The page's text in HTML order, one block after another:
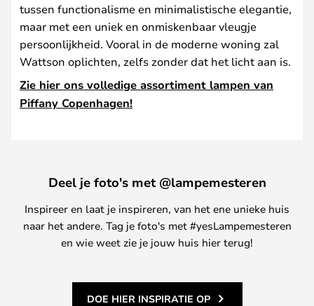
tussen functionalisme en minimalistische elegantie,
maar met een uniek en onmiskenbaar vleugje
persoonlijkheid. Vooral in de moderne woning zal
Wattson oplichten, zelfs zonder dat het licht aan is.
Zie hier ons volledige assortiment lampen van
Piffany Copenhagen!
Deel je foto's met @lampemesteren
Inspireer en laat je inspireren, van het ene unieke huis
naar het andere. Tag je foto's met #yesLampemesteren
en wie weet zie je jouw huis hier terug!
DOE HIER INSPIRATIE OP